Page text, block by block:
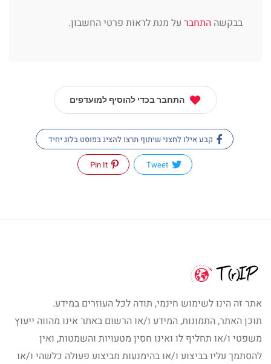
בבקשה התחבר על מנת לראות פרטי החשבון.
התחבר בכדי להוסיף למועדפים
קבע אילו לחצני שיתוף תרצו להציג בפוסט בלוג יחיד
Tweet
Pin It
אתר זה הינו לשימוש חינמי, תודה לכל העוזרים במידע.
תוכן האתר, התמונות, המידע ו/או הרשום באתר אינו מהווה ייעוץ
משפטי ו/או תחליף לו ואינו חסין מטעויות והשמטות, ואין
להסתמך עליו בביצוע ו/או בהימנעות מביצוע פעולה כלשהי ו/או